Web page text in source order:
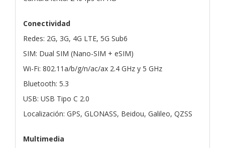
Conectividad
Redes: 2G, 3G, 4G LTE, 5G Sub6
SIM: Dual SIM (Nano-SIM + eSIM)
Wi-Fi: 802.11a/b/g/n/ac/ax 2.4 GHz y 5 GHz
Bluetooth: 5.3
USB: USB Tipo C 2.0
Localización: GPS, GLONASS, Beidou, Galileo, QZSS
Multimedia